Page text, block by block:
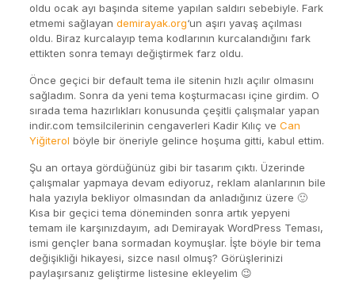
oldu ocak ayı başında siteme yapılan saldırı sebebiyle. Fark
etmemi sağlayan demirayak.org‘un aşırı yavaş açılması
oldu. Biraz kurcalayıp tema kodlarının kurcalandığını fark
ettikten sonra temayı değiştirmek farz oldu.
Önce geçici bir default tema ile sitenin hızlı açılır olmasını
sağladım. Sonra da yeni tema koşturmacası içine girdim. O
sırada tema hazırlıkları konusunda çeşitli çalışmalar yapan
indir.com temsilcilerinin cengaverleri Kadir Kılıç ve Can
Yiğiterol böyle bir öneriyle gelince hoşuma gitti, kabul ettim.
Şu an ortaya gördüğünüz gibi bir tasarım çıktı. Üzerinde
çalışmalar yapmaya devam ediyoruz, reklam alanlarının bile
hala yazıyla bekliyor olmasından da anladığınız üzere 🙂
Kısa bir geçici tema döneminden sonra artık yepyeni
temam ile karşınızdayım, adı Demirayak WordPress Teması,
ismi gençler bana sormadan koymuşlar. İşte böyle bir tema
değişikliği hikayesi, sizce nasıl olmuş? Görüşlerinizi
paylaşırsanız geliştirme listesine ekleyelim 😉